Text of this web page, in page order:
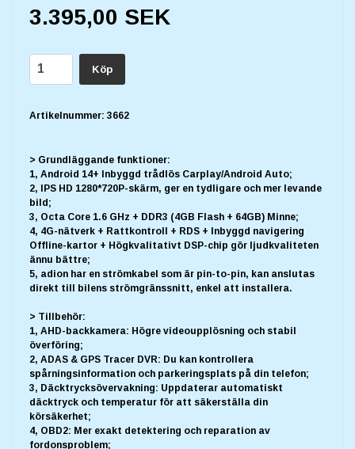
3.395,00 SEK
Köp
Artikelnummer: 3662
> Grundläggande funktioner:
1, Android 14+ Inbyggd trådlös Carplay/Android Auto;
2, IPS HD 1280*720P-skärm, ger en tydligare och mer levande
bild;
3, Octa Core 1.6 GHz + DDR3 (4GB Flash + 64GB) Minne;
4, 4G-nätverk + Rattkontroll + RDS + Inbyggd navigering
Offline-kartor + Högkvalitativt DSP-chip gör ljudkvaliteten
ännu bättre;
5, adion har en strömkabel som är pin-to-pin, kan anslutas
direkt till bilens strömgränssnitt, enkel att installera.
> Tillbehör:
1, AHD-backkamera: Högre videoupplösning och stabil
överföring;
2, ADAS & GPS Tracer DVR: Du kan kontrollera
spårningsinformation och parkeringsplats på din telefon;
3, Däcktrycksövervakning: Uppdaterar automatiskt
däcktryck och temperatur för att säkerställa din
körsäkerhet;
4, OBD2: Mer exakt detektering och reparation av
fordonsproblem;